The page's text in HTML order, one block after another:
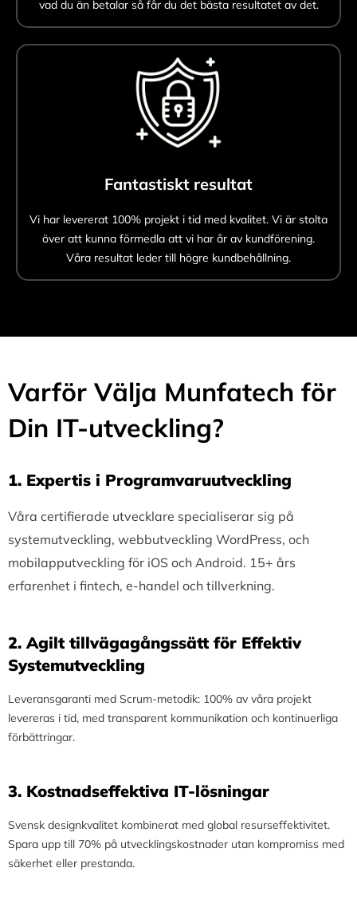
vad du än betalar så får du det bästa resultatet av det.
Fantastiskt resultat
Vi har levererat 100% projekt i tid med kvalitet. Vi är stolta
över att kunna förmedla att vi har år av kundförening.
Våra resultat leder till högre kundbehållning.
Varför Välja Munfatech för
Din IT-utveckling?
1.⁠ ⁠Expertis i Programvaruutveckling
Våra certifierade utvecklare specialiserar sig på
systemutveckling, webbutveckling WordPress, och
mobilapputveckling för iOS och Android. 15+ års
erfarenhet i fintech, e-handel och tillverkning.
2.⁠ ⁠Agilt tillvägagångssätt för Effektiv
Systemutveckling
Leveransgaranti med Scrum-metodik: 100% av våra projekt
levereras i tid, med transparent kommunikation och kontinuerliga
förbättringar.
3.⁠ ⁠Kostnadseffektiva IT-lösningar
Svensk designkvalitet kombinerat med global resurseffektivitet.
Spara upp till 70% på utvecklingskostnader utan kompromiss med
säkerhet eller prestanda.